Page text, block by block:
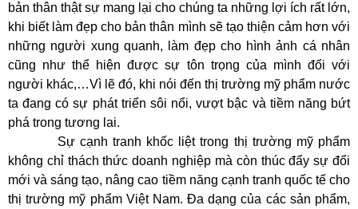
bản thân thật sự mang lại cho chúng ta những lợi ích rất lớn,
khi biết làm đẹp cho bản thân mình sẽ tạo thiện cảm hơn với
những người xung quanh, làm đẹp cho hình ảnh cá nhân
cũng như thể hiện được sự tôn trọng của mình đối với
người khác,…Vì lẽ đó, khi nói đến thị trường mỹ phẩm nước
ta đang có sự phát triển sôi nổi, vượt bậc và tiềm năng bứt
phá trong tương lai.
Sự cạnh tranh khốc liệt trong thị trường mỹ phẩm
không chỉ thách thức doanh nghiệp mà còn thúc đẩy sự đổi
mới và sáng tạo, nâng cao tiềm năng cạnh tranh quốc tế cho
thị trường mỹ phẩm Việt Nam. Đa dạng của các sản phẩm,